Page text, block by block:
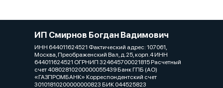
ИП Смирнов Богдан Вадимович
ИНН 644011624521 Фактический адрес: 107061,
Москва, Преображенский Вал, д.25, корп.4 ИНН
644011624521 ОГРНИП 324645700021815 Расчетный
счет 40802810200000055439 Банк ГПБ (АО)
«ГАЗПРОМБАНК» Корреспондентский счет
30101810200000000823 БИК 044525823